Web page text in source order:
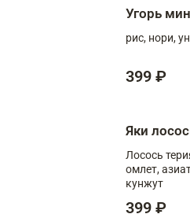
Угорь
рис, нори,
399 ₽
Яки
Лосось
омлет, азиатский соус, унаги соус,
кунжут
399 ₽